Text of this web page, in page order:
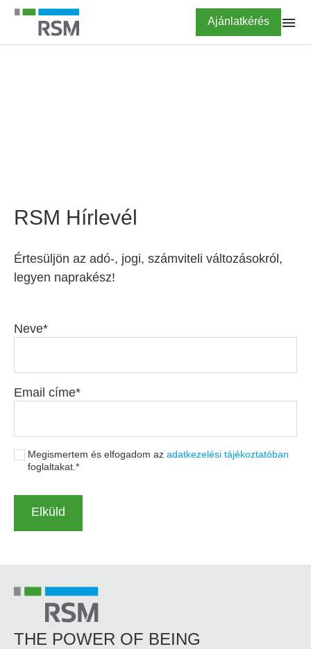
Ugrás
tartalomra
Highlighted
Ajánlatkérés
RSM Hírlevél
Értesüljön az adó-, jogi, számviteli változásokról,
legyen naprakész!
Neve
Email címe
Megismertem és elfogadom az adatkezelési tájékoztatóban
foglaltakat.
THE POWER OF BEING